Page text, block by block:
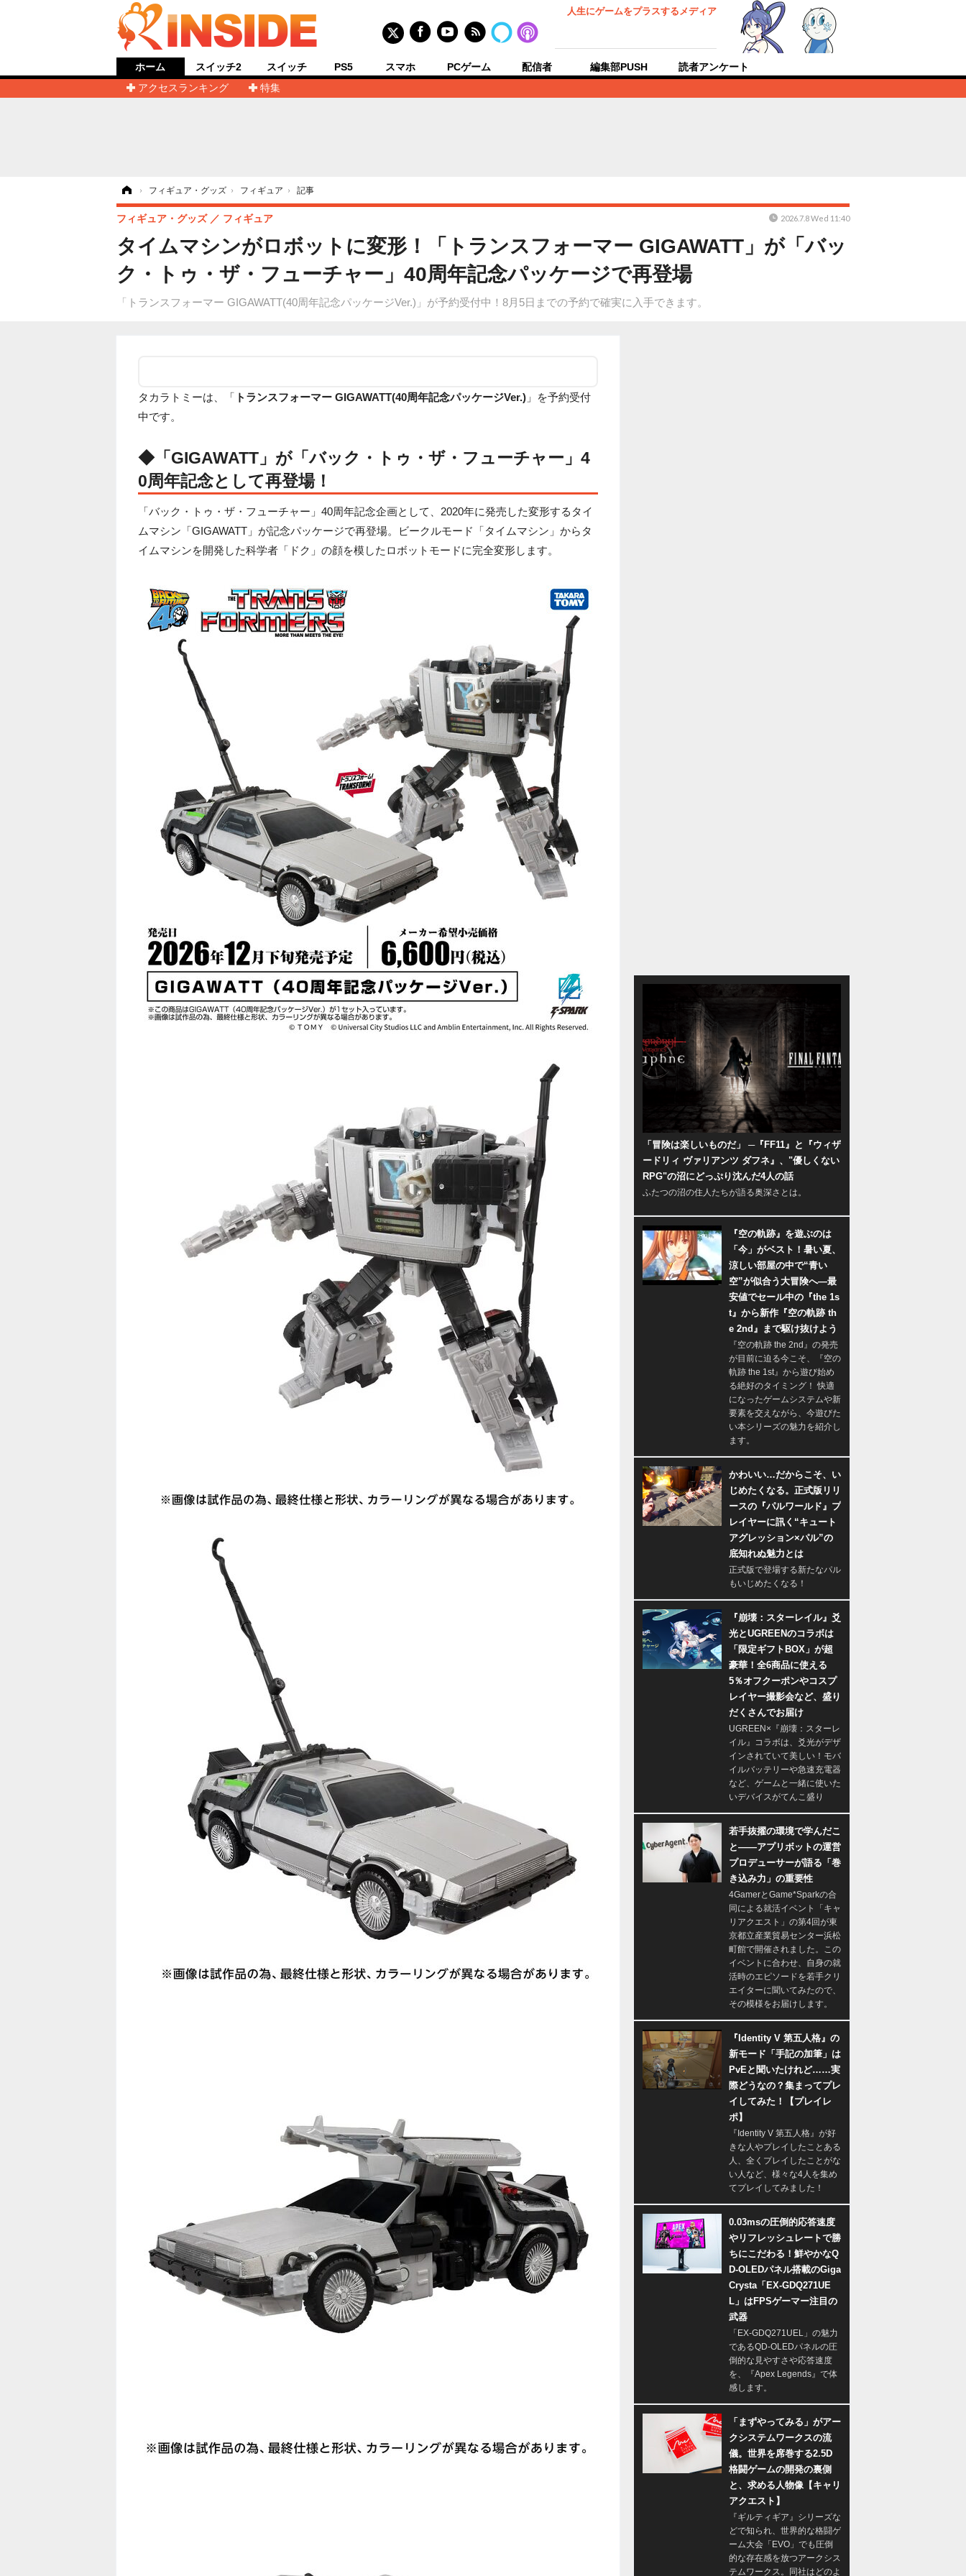
人生にゲームをプラスするメディア
ホーム
アクセスランキング
特集
スイッチ2 スイッチ PS5 スマホ PCゲーム 配信者 編集部PUSH 読者アンケート
› フィギュア・グッズ › フィギュア › 記事
タイムマシンがロボットに変形！「トランスフォーマー GIGAWATT」が「バッ
ク・トゥ・ザ・フューチャー」40周年記念パッケージで再登場
「トランスフォーマー GIGAWATT(40周年記念パッケージVer.)」が予約受付中！8月5日までの予約で確実に入手できます。
フィギュア・グッズ フィギュア 2026.7.8 Wed 11:40
タカラトミーは、「 トランスフォーマー GIGAWATT(40周年記念パッケージVer.) 」を予約受付
中です。
◆「GIGAWATT」が「バック・トゥ・ザ・フューチャー」4
0周年記念として再登場！
「バック・トゥ・ザ・フューチャー」40周年記念企画として、2020年に発売した変形するタイ
ムマシン「GIGAWATT」が記念パッケージで再登場。ビークルモード「タイムマシン」からタ
イムマシンを開発した科学者「ドク」の顔を模したロボットモードに完全変形します。
「冒険は楽しいものだ」 ─『FF11』と『ウィザ
ードリィ ヴァリアンツ ダフネ』、"優しくない
RPG"の沼にどっぷり沈んだ4人の話
ふたつの沼の住人たちが語る奥深さとは。
『空の軌跡』を遊ぶのは
「今」がベスト！暑い夏、
涼しい部屋の中で“青い
空”が似合う大冒険へ―最
安値でセール中の『the 1s
t』から新作『空の軌跡 th
e 2nd』まで駆け抜けよう
『空の軌跡 the 2nd』の発売
が目前に迫る今こそ、『空の
軌跡 the 1st』から遊び始め
る絶好のタイミング！ 快適
になったゲームシステムや新
要素を交えながら、今遊びた
い本シリーズの魅力を紹介し
ます。
かわいい…だからこそ、い
じめたくなる。正式版リリ
ースの『パルワールド』プ
レイヤーに訊く“キュート
アグレッション×パル”の
底知れぬ魅力とは
正式版で登場する新たなパル
もいじめたくなる！
『崩壊：スターレイル』爻
光とUGREENのコラボは
「限定ギフトBOX」が超
豪華！全6商品に使える
5％オフクーポンやコスプ
レイヤー撮影会など、盛り
だくさんでお届け
UGREEN×『崩壊：スターレ
イル』コラボは、爻光がデザ
インされていて美しい！モバ
イルバッテリーや急速充電器
など、ゲームと一緒に使いた
いデバイスがてんこ盛り
若手抜擢の環境で学んだこ
と――アプリボットの運営
プロデューサーが語る「巻
き込み力」の重要性
4GamerとGame*Sparkの合
同による就活イベント「キャ
リアクエスト」の第4回が東
京都立産業貿易センター浜松
町館で開催されました。この
イベントに合わせ、自身の就
活時のエピソードを若手クリ
エイターに聞いてみたので、
その模様をお届けします。
『Identity V 第五人格』の
新モード「手記の加筆」は
PvEと聞いたけれど……実
際どうなの？集まってプレ
イしてみた！【プレイレ
ポ】
『Identity V 第五人格』が好
きな人やプレイしたことある
人、全くプレイしたことがな
い人など、様々な4人を集め
てプレイしてみました！
0.03msの圧倒的応答速度
やリフレッシュレートで勝
ちにこだわる！鮮やかなQ
D-OLEDパネル搭載のGiga
Crysta「EX-GDQ271UE
L」はFPSゲーマー注目の
武器
「EX-GDQ271UEL」の魅力
であるQD-OLEDパネルの圧
倒的な見やすさや応答速度
を、『Apex Legends』で体
感します。
「まずやってみる」がアー
クシステムワークスの流
儀。世界を席巻する2.5D
格闘ゲームの開発の裏側
と、求める人物像【キャリ
アクエスト】
『ギルティギア』シリーズな
どで知られ、世界的な格闘ゲ
ーム大会「EVO」でも圧倒
的な存在感を放つアークシス
テムワークス。同社はどのよ